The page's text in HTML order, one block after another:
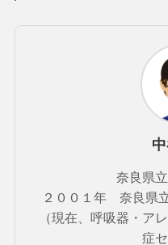
奈良県
２００１年 奈良県
（現在、呼吸器・ア
症